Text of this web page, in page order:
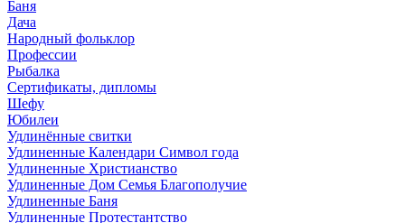
Баня
Дача
Народный фольклор
Профессии
Рыбалка
Сертификаты, дипломы
Шефу
Юбилеи
Удлинённые свитки
Удлиненные Календари Символ года
Удлиненные Христианство
Удлиненные Дом Семья Благополучие
Удлиненные Баня
Удлиненные Протестантство